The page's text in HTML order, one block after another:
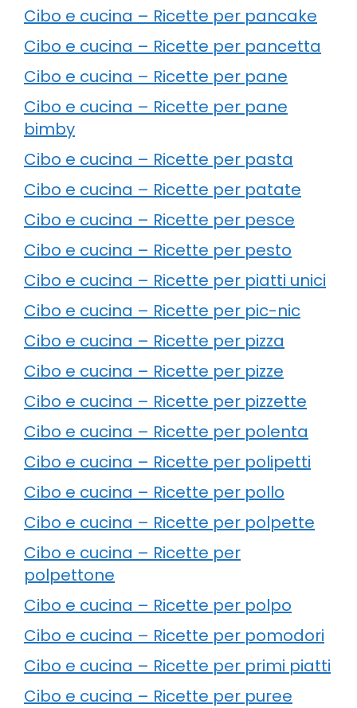
Cibo e cucina – Ricette per pancake
Cibo e cucina – Ricette per pancetta
Cibo e cucina – Ricette per pane
Cibo e cucina – Ricette per pane
bimby
Cibo e cucina – Ricette per pasta
Cibo e cucina – Ricette per patate
Cibo e cucina – Ricette per pesce
Cibo e cucina – Ricette per pesto
Cibo e cucina – Ricette per piatti unici
Cibo e cucina – Ricette per pic-nic
Cibo e cucina – Ricette per pizza
Cibo e cucina – Ricette per pizze
Cibo e cucina – Ricette per pizzette
Cibo e cucina – Ricette per polenta
Cibo e cucina – Ricette per polipetti
Cibo e cucina – Ricette per pollo
Cibo e cucina – Ricette per polpette
Cibo e cucina – Ricette per
polpettone
Cibo e cucina – Ricette per polpo
Cibo e cucina – Ricette per pomodori
Cibo e cucina – Ricette per primi piatti
Cibo e cucina – Ricette per puree